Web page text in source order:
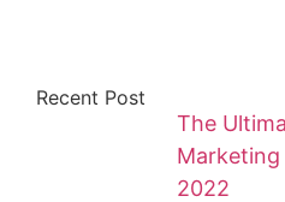
Recent Post
The
2022